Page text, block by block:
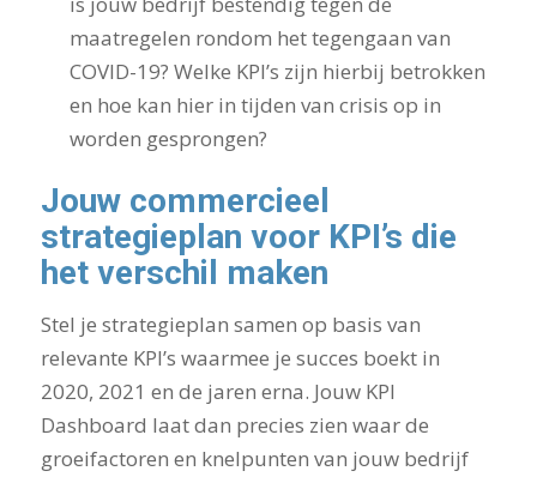
maatregelen rondom het tegengaan van
COVID-19? Welke KPI’s zijn hierbij betrokken
en hoe kan hier in tijden van crisis op in
worden gesprongen?
Jouw commercieel
strategieplan voor KPI’s die
het verschil maken
Stel je strategieplan samen op basis van
relevante KPI’s waarmee je succes boekt in
2020, 2021 en de jaren erna. Jouw KPI
Dashboard laat dan precies zien waar de
groeifactoren en knelpunten van jouw bedrijf